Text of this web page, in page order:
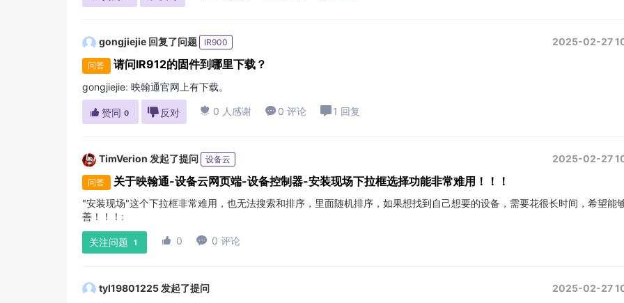
gongjiejie 回复了问题 2025-02-27
IR900
问答 请问IR912的固件到哪里下载？
gongjiejie: 映翰通官网上有下载。
 赞同 0  反对  0 人感谢  0 评论 1 回复
TimVerion 发起了提问 2025-02-27
设备云
问答 关于映翰通-设备云网页端-设备控制器-安装现场下拉框选择功能非常难用！！！
"安装现场"这个下拉框非常难用，也无法搜索和排序，里面随机排序，如果想找到自己想要的设备，需要花很长时间，希望能
善！！！ :
关注问题 1  0  0 评论
tyl19801225 发起了提问 2025-02-27